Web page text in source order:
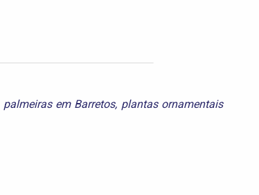
palmeiras em Barretos, plantas ornamentais